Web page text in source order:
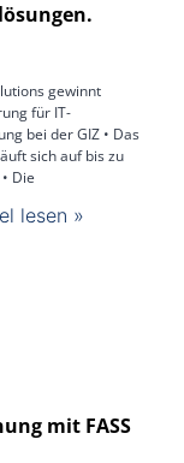
gewinnt
für IT-
bei der GIZ • Das
sich auf bis zu
Die
lesen »
mit FASS